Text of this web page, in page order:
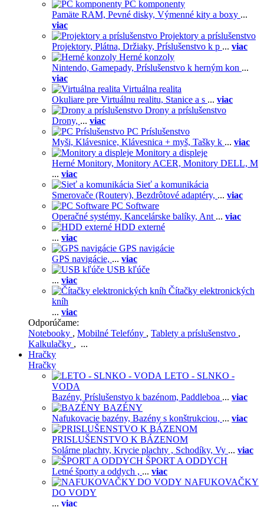
PC komponenty
Pamäte RAM, Pevné disky, Výmenné kity a boxy ...
viac
Projektory a príslušenstvo
Projektory, Plátna, Držiaky, Príslušenstvo k p ... viac
Herné konzoly
Nintendo, Gamepady, Príslušenstvo k herným kon ...
viac
Virtuálna realita
Okuliare pre Virtuálnu realitu, Stanice a s ... viac
Drony a príslušenstvo
Drony, ... viac
PC Príslušenstvo
Myši, Klávesnice, Klávesnica + myš, Tašky k ... viac
Monitory a displeje
Herné Monitory, Monitory ACER, Monitory DELL, M
... viac
Sieť a komunikácia
Smerovače (Routery), Bezdrôtové adaptéry, ... viac
PC Software
Operačné systémy, Kancelárske balíky, Ant ... viac
HDD externé
... viac
GPS navigácie
GPS navigácie, ... viac
USB kľúče
... viac
Čítačky elektronických
kníh
... viac
Odporúčame:
Notebooky , Mobilné Telefóny , Tablety a príslušenstvo ,
Kalkulačky , ...
Hračky
Hračky
LETO - SLNKO -
VODA
Bazény, Príslušenstvo k bazénom, Paddleboa ... viac
BAZÉNY
Nafukovacie bazény, Bazény s konštrukciou, ... viac
PRISLUŠENSTVO K BÁZENOM
Solárne plachty, Krycie plachty , Schodíky, Vy ... viac
ŠPORT A ODDYCH
Letné športy a oddych , ... viac
NAFUKOVAČKY
DO VODY
... viac